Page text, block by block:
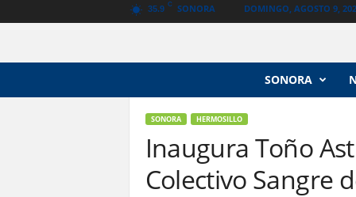
35.9 C SONORA DOMINGO, AGOSTO 9,
SONORA
SONORA HERMOSILLO
Inaugura Toño
Colectivo Sangre